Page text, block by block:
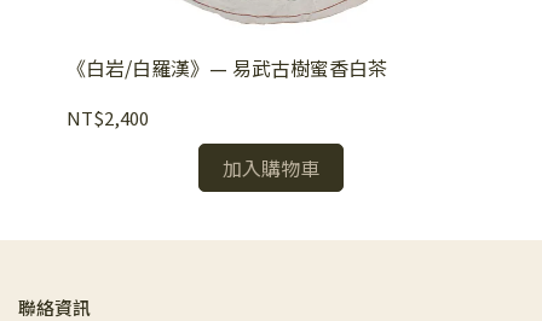
《白岩/白羅漢》— 易武古樹蜜香白茶
NT$2,400
加入購物車
聯絡資訊